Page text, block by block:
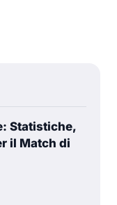
Statistiche,
il Match di